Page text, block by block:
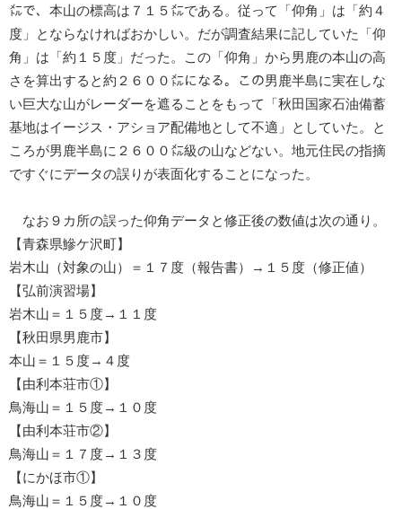
㍍で、本山の標高は７１５㍍である。従って「仰角」は「約４
度」とならなければおかしい。だが調査結果に記していた「仰
角」は「約１５度」だった。この「仰角」から男鹿の本山の高
さを算出すると約２６００㍍になる。この男鹿半島に実在しな
い巨大な山がレーダーを遮ることをもって「秋田国家石油備蓄
基地はイージス・アショア配備地として不適」としていた。と
ころが男鹿半島に２６００㍍級の山などない。地元住民の指摘
ですぐにデータの誤りが表面化することになった。
なお９カ所の誤った仰角データと修正後の数値は次の通り。
【青森県鰺ケ沢町】
岩木山（対象の山）＝１７度（報告書）→１５度（修正値）
【弘前演習場】
岩木山＝１５度→１１度
【秋田県男鹿市】
本山＝１５度→４度
【由利本荘市①】
鳥海山＝１５度→１０度
【由利本荘市②】
鳥海山＝１７度→１３度
【にかほ市①】
鳥海山＝１５度→１０度